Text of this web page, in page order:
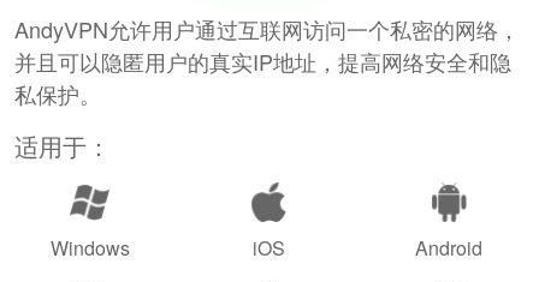
AndyVPN允许用户通过互联网访问一个私密的网络，
并且可以隐匿用户的真实IP地址，提高网络安全和隐
私保护。
适用于：
Windows iOS Android